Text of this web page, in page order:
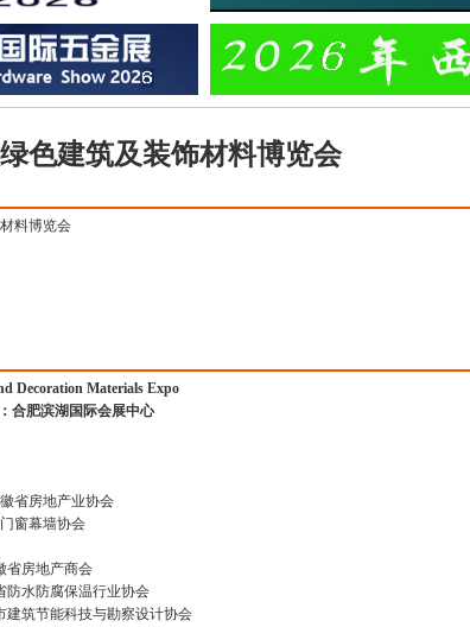
色建筑及装饰材料博览会
料博览会
Decoration Materials Expo
合肥滨湖国际会展中心
省房地产业协会
幕墙协会
房地产商会
省防水防腐保温行业协会
节能科技与勘察设计协会